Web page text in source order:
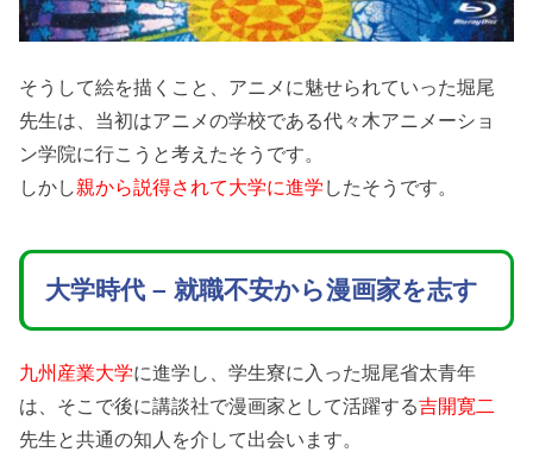
そうして絵を描くこと、アニメに魅せられていった堀尾
先生は、当初はアニメの学校である代々木アニメーショ
ン学院に行こうと考えたそうです。
しかし親から説得されて大学に進学 したそうです。
大学時代 – 就職不安から漫画家を志す
九州産業大学に進学し、学生寮に入った堀尾省太青年
は、そこで後に講談社で漫画家として活躍する吉開寛二
先生と共通の知人を介して出会います。